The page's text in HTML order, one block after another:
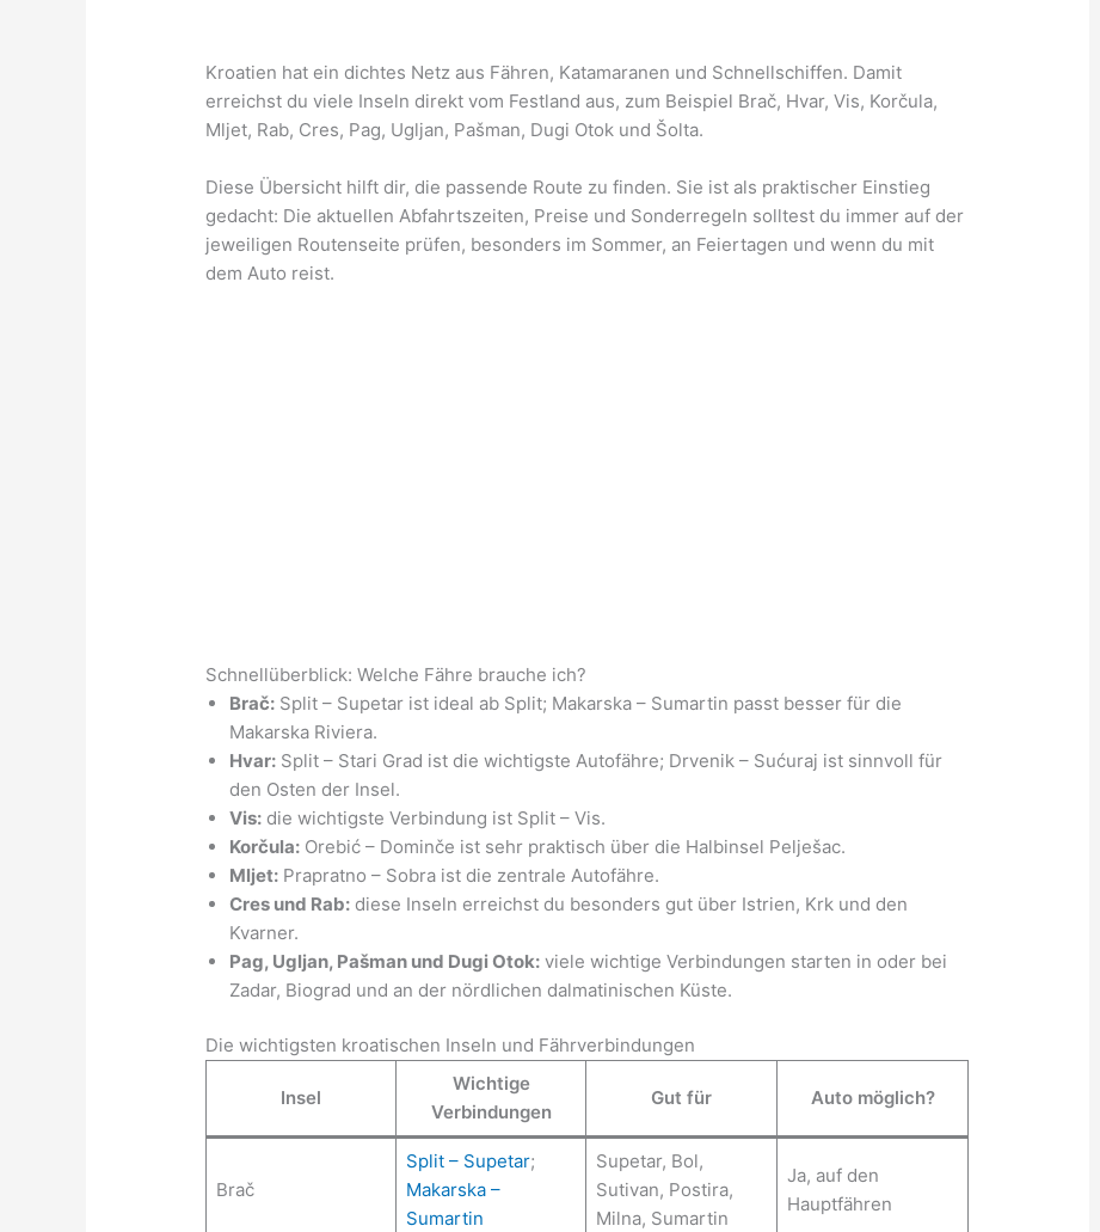
Kroatien hat ein dichtes Netz aus Fähren, Katamaranen und Schnellschiffen. Damit
erreichst du viele Inseln direkt vom Festland aus, zum Beispiel Brač, Hvar, Vis, Korčula,
Mljet, Rab, Cres, Pag, Ugljan, Pašman, Dugi Otok und Šolta.
Diese Übersicht hilft dir, die passende Route zu finden. Sie ist als praktischer Einstieg
gedacht: Die aktuellen Abfahrtszeiten, Preise und Sonderregeln solltest du immer auf der
jeweiligen Routenseite prüfen, besonders im Sommer, an Feiertagen und wenn du mit
dem Auto reist.
Schnellüberblick: Welche Fähre brauche ich?
Brač: Split – Supetar ist ideal ab Split; Makarska – Sumartin passt besser für die
Makarska Riviera.
Hvar: Split – Stari Grad ist die wichtigste Autofähre; Drvenik – Sućuraj ist sinnvoll für
den Osten der Insel.
Vis: die wichtigste Verbindung ist Split – Vis.
Korčula: Orebić – Dominče ist sehr praktisch über die Halbinsel Pelješac.
Mljet: Prapratno – Sobra ist die zentrale Autofähre.
Cres und Rab: diese Inseln erreichst du besonders gut über Istrien, Krk und den
Kvarner.
Pag, Ugljan, Pašman und Dugi Otok: viele wichtige Verbindungen starten in oder bei
Zadar, Biograd und an der nördlichen dalmatinischen Küste.
Die wichtigsten kroatischen Inseln und Fährverbindungen
Insel
Wichtige
Verbindungen
Gut für Auto möglich?
Brač
Split – Supetar;
Makarska –
Sumartin
Supetar, Bol,
Sutivan, Postira,
Milna, Sumartin
Ja, auf den
Hauptfähren